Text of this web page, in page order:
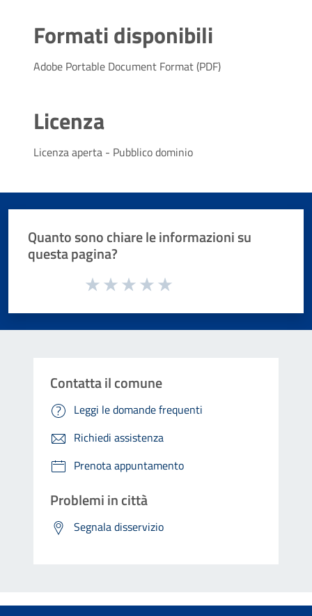
Formati disponibili
Adobe Portable Document Format (PDF)
Licenza
Licenza aperta - Pubblico dominio
Quanto sono chiare le informazioni su
questa pagina?
Valuta da 1 a 5 stelle la pagina
Contatta il comune
Leggi le domande frequenti
Richiedi assistenza
Prenota appuntamento
Problemi in città
Segnala disservizio